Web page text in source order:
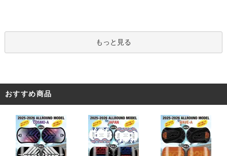
もっと見る
おすすめ商品